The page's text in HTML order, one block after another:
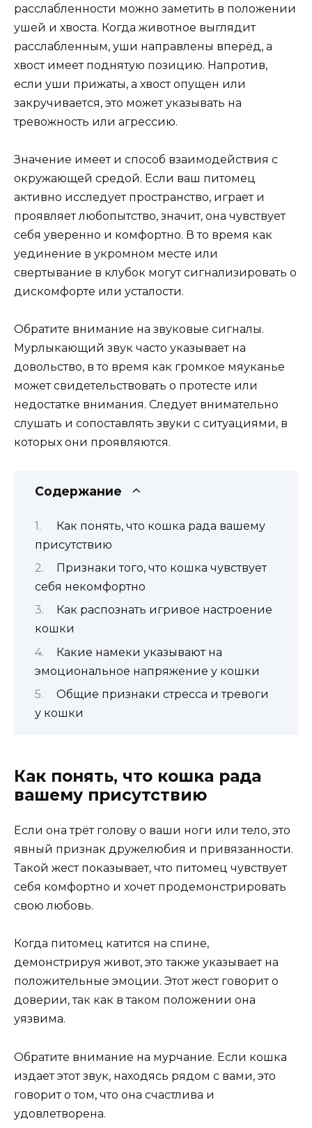
расслабленности можно заметить в положении
ушей и хвоста. Когда животное выглядит
расслабленным, уши направлены вперёд, а
хвост имеет поднятую позицию. Напротив,
если уши прижаты, а хвост опущен или
закручивается, это может указывать на
тревожность или агрессию.
Значение имеет и способ взаимодействия с
окружающей средой. Если ваш питомец
активно исследует пространство, играет и
проявляет любопытство, значит, она чувствует
себя уверенно и комфортно. В то время как
уединение в укромном месте или
свертывание в клубок могут сигнализировать о
дискомфорте или усталости.
Обратите внимание на звуковые сигналы.
Мурлыкающий звук часто указывает на
довольство, в то время как громкое мяуканье
может свидетельствовать о протесте или
недостатке внимания. Следует внимательно
слушать и сопоставлять звуки с ситуациями, в
которых они проявляются.
Содержание
Как понять, что кошка рада вашему
присутствию
Признаки того, что кошка чувствует
себя некомфортно
Как распознать игривое настроение
кошки
Какие намеки указывают на
эмоциональное напряжение у кошки
Общие признаки стресса и тревоги
у кошки
Как понять, что кошка рада
вашему присутствию
Если она трёт голову о ваши ноги или тело, это
явный признак дружелюбия и привязанности.
Такой жест показывает, что питомец чувствует
себя комфортно и хочет продемонстрировать
свою любовь.
Когда питомец катится на спине,
демонстрируя живот, это также указывает на
положительные эмоции. Этот жест говорит о
доверии, так как в таком положении она
уязвима.
Обратите внимание на мурчание. Если кошка
издает этот звук, находясь рядом с вами, это
говорит о том, что она счастлива и
удовлетворена.